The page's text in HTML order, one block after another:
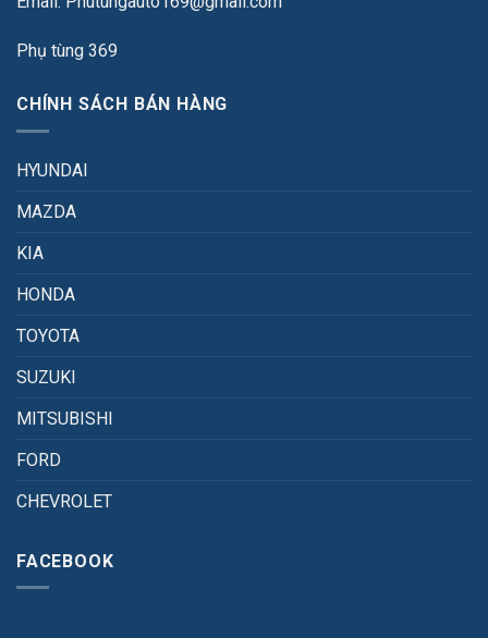
Phụ tùng 369
CHÍNH SÁCH BÁN HÀNG
HYUNDAI
MAZDA
KIA
HONDA
TOYOTA
SUZUKI
MITSUBISHI
FORD
CHEVROLET
FACEBOOK